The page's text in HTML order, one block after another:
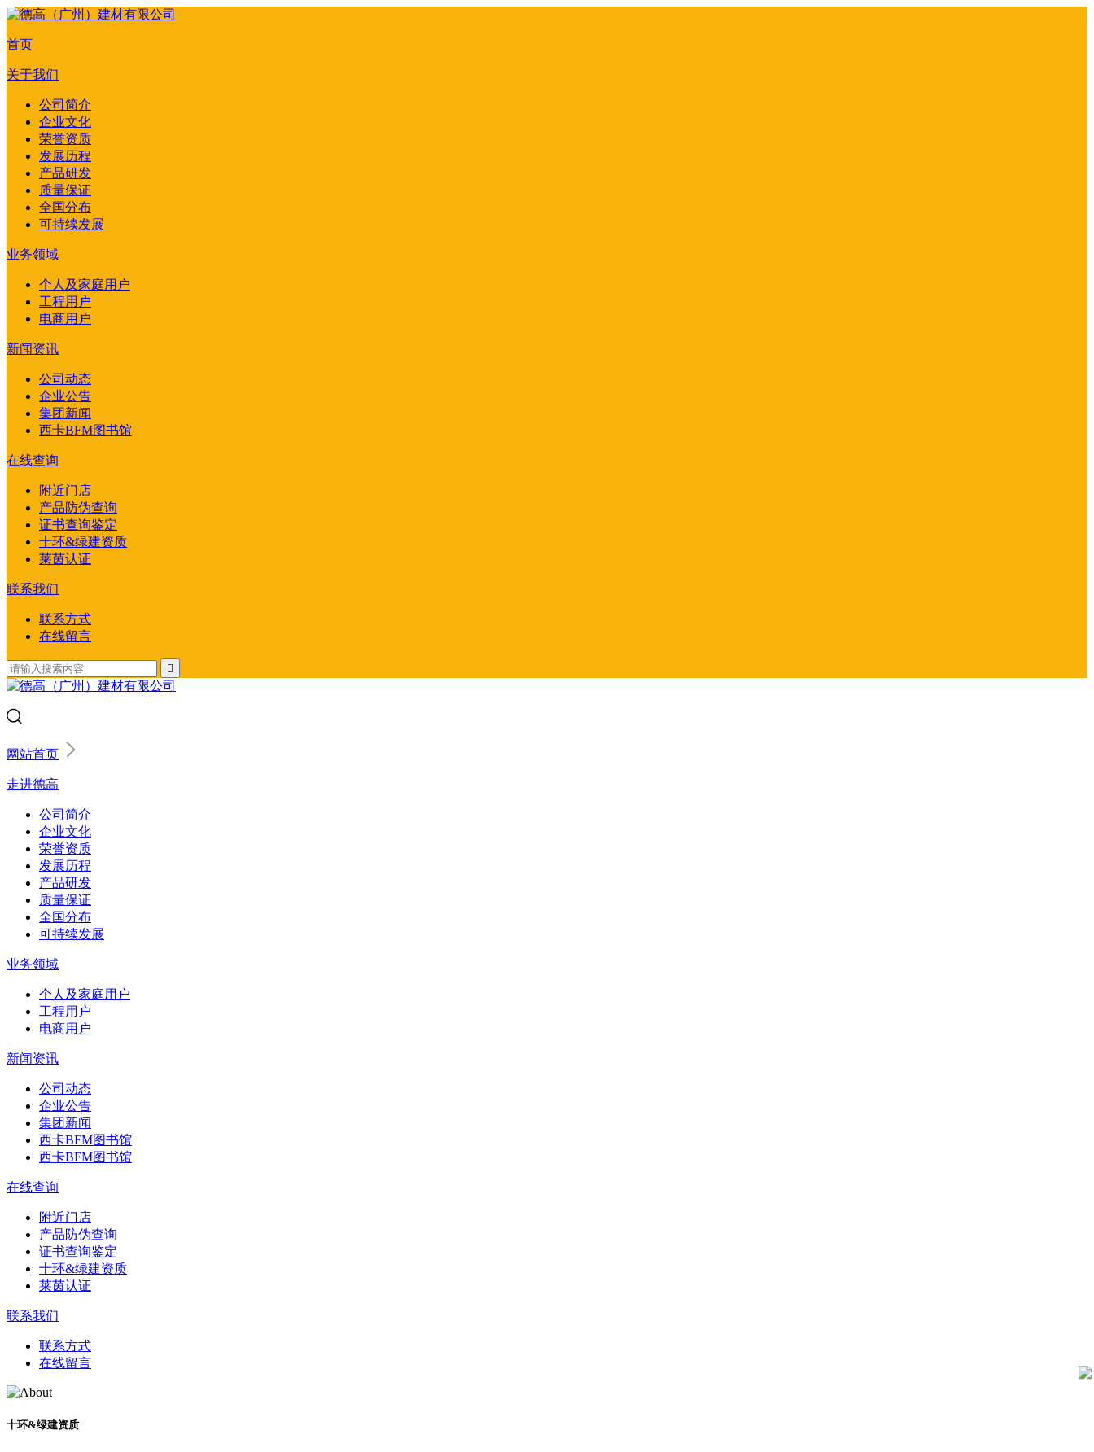
首页
关于我们
公司简介
企业文化
荣誉资质
发展历程
产品研发
质量保证
全国分布
可持续发展
业务领域
个人及家庭用户
工程用户
电商用户
新闻资讯
公司动态
企业公告
集团新闻
西卡BFM图书馆
在线查询
附近门店
产品防伪查询
证书查询鉴定
十环&绿建资质
莱茵认证
联系我们
联系方式
在线留言

网站首页
走进德高
公司简介
企业文化
荣誉资质
发展历程
产品研发
质量保证
全国分布
可持续发展
业务领域
个人及家庭用户
工程用户
电商用户
新闻资讯
公司动态
企业公告
集团新闻
西卡BFM图书馆
西卡BFM图书馆
在线查询
附近门店
产品防伪查询
证书查询鉴定
十环&绿建资质
莱茵认证
联系我们
联系方式
在线留言
十环&绿建资质